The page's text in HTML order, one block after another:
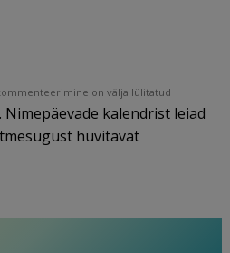
on välja lülitatud
kalendrist leiad
huvitavat